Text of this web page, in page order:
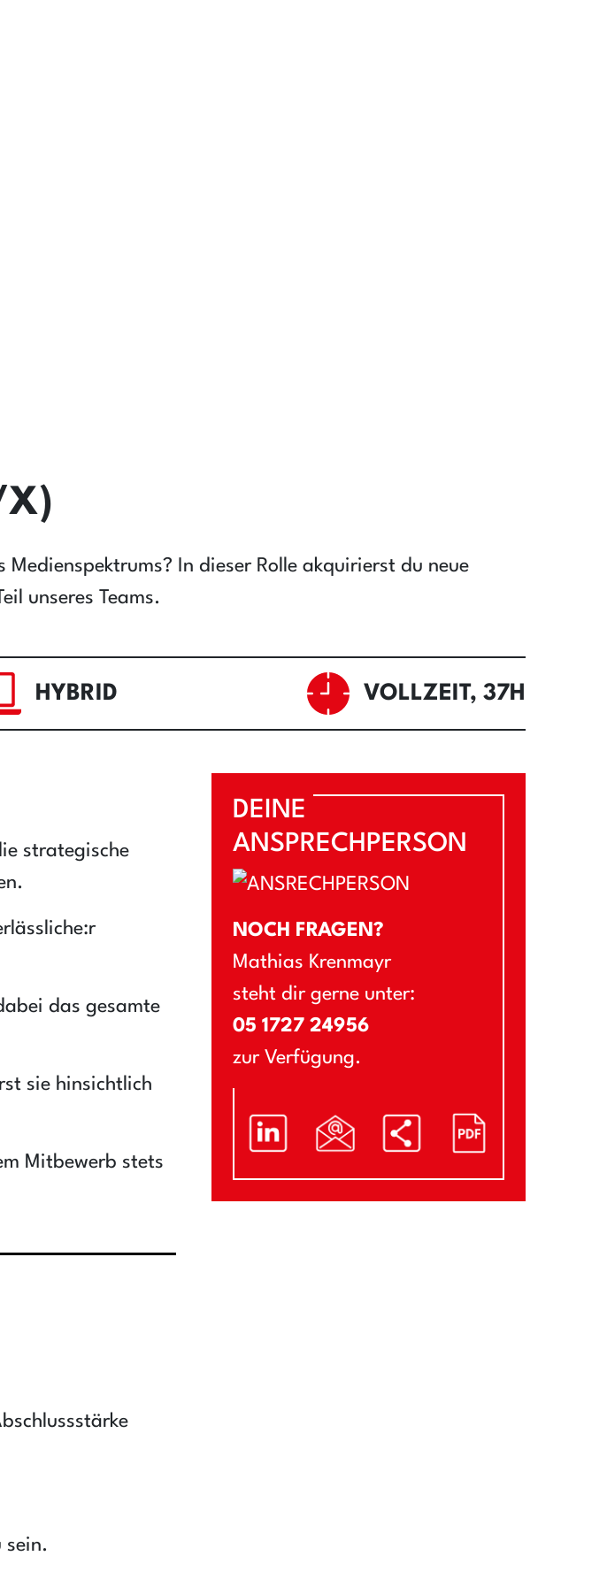
X)
In dieser Rolle akquirierst du neue
unseres Teams.
HYBRID VOLLZEIT, 37H
DEINE
ANSPRECHPERSON
NOCH FRAGEN?
Mathias Krenmayr
steht dir gerne unter:
05 1727 24956
zur Verfügung.
strategische
das gesamte
sie hinsichtlich
Mitbewerb stets
sein.